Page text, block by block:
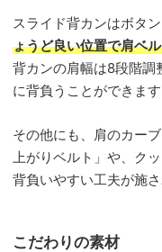
スライド背カンはボタ
ょうど良い位置で肩ベ
背カンの肩幅は8段階調
に背負うことができます
その他にも、肩のカー
上がりベルト」や、ク
背負いやすい工夫が施さ
こだわりの素材